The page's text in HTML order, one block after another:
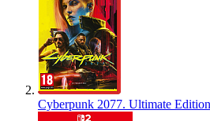
Cyberpunk 2077. Ultimate